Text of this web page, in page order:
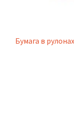
Бумага в